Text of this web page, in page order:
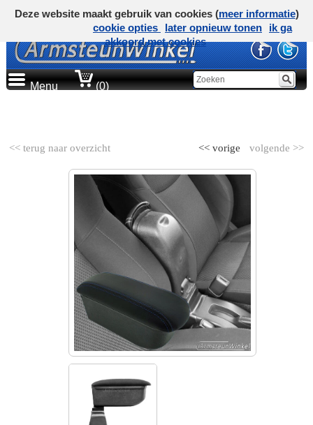
Menu (0)
<< terug naar overzicht volgende >>
<< vorige
Deze website maakt gebruik van cookies (meer informatie)
cookie opties
later opnieuw tonen
ik ga
akkoord met cookies